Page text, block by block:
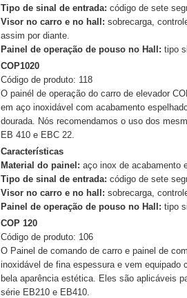
Tipo de sinal de entrada: código de sete
Visor no carro e no hall: sobrecarga,
assim por diante.
Painel de operação de pouso no Hall: tipo
COP1020
Código de produto: 118
O painél de operação do carro de elevador
em aço inoxidável com acabamento
dourada. Nós recomendamos o uso dos
EB 410 e EBC 22.
Características
Material do painel: aço inox de acabamento
Tipo de sinal de entrada: código de sete
Visor no carro e no hall: sobrecarga,
Painel de operação de pouso no Hall: tipo
COP 120
Código de produto: 106
O Painel de comando de carro e painel de
inoxidável de fina espessura e vem equipado
bela aparência estética. Eles são aplicáveis
série EB210 e EB410.